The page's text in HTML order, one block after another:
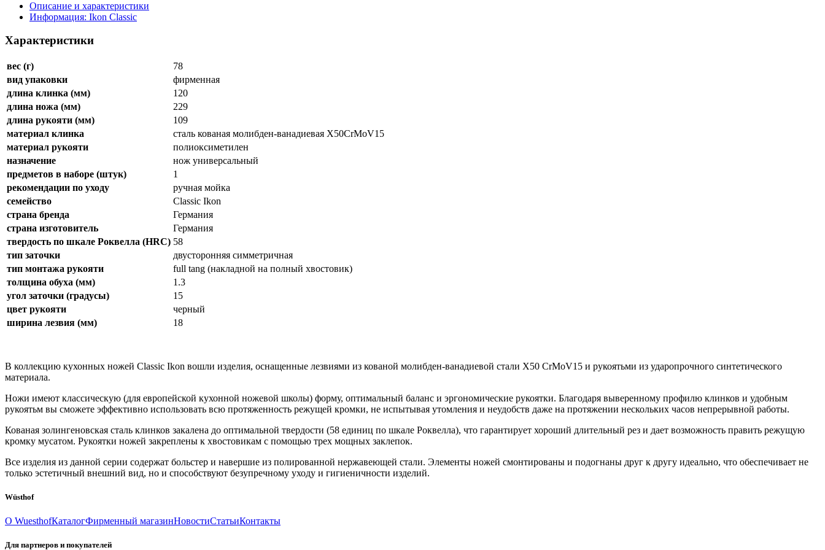
Описание и характеристики
Информация: Ikon Classiс
Характеристики
вес (г)
78
вид упаковки
фирменная
длина клинка (мм)
120
длина ножа (мм)
229
длина рукояти (мм)
109
материал клинка
сталь кованая молибден-ванадиевая X50CrMoV15
материал рукояти
полиоксиметилен
назначение
нож универсальный
предметов в наборе (штук)
1
рекомендации по уходу
ручная мойка
семейство
Classic Ikon
страна бренда
Германия
страна изготовитель
Германия
твердость по шкале Роквелла (HRC) 58
тип заточки
двусторонняя симметричная
тип монтажа рукояти
full tang (накладной на полный хвостовик)
толщина обуха (мм)
1.3
угол заточки (градусы)
15
цвет рукояти
черный
ширина лезвия (мм)
18
В коллекцию кухонных ножей Classic Ikon вошли изделия, оснащенные лезвиями из кованой молибден-ванадиевой стали X50 CrMoV15 и рукоятьми из ударопрочного синтетического
материала.
Ножи имеют классическую (для европейской кухонной ножевой школы) форму, оптимальный баланс и эргономические рукоятки. Благодаря выверенному профилю клинков и удобным
рукоятьм вы сможете эффективно использовать всю протяженность режущей кромки, не испытывая утомления и неудобств даже на протяжении нескольких часов непрерывной работы.
Кованая золингеновская сталь клинков закалена до оптимальной твердости (58 единиц по шкале Роквелла), что гарантирует хороший длительный рез и дает возможность править режущую
кромку мусатом. Рукоятки ножей закреплены к хвостовикам с помощью трех мощных заклепок.
Все изделия из данной серии содержат больстер и навершие из полированной нержавеющей стали. Элементы ножей смонтированы и подогнаны друг к другу идеально, что обеспечивает не
только эстетичный внешний вид, но и способствуют безупречному уходу и гигиеничности изделий.
Wüsthof
О WuesthofКаталогФирменный магазинНовостиСтатьиКонтакты
Для партнеров и покупателей